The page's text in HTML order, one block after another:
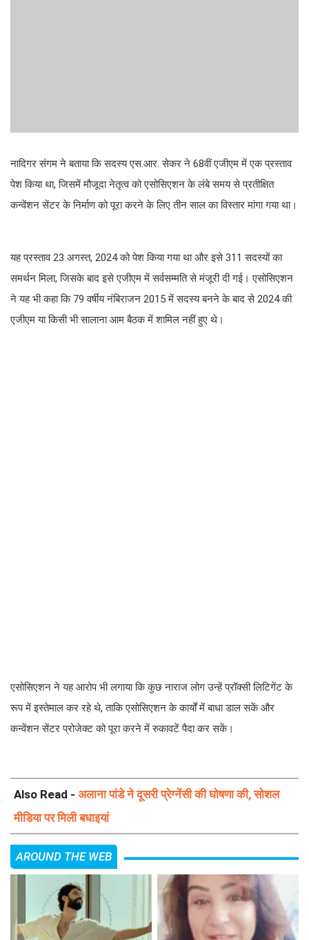
नादिगर संगम ने बताया कि सदस्य एस.आर. सेकर ने 68वीं एजीएम में एक प्रस्ताव
पेश किया था, जिसमें मौजूदा नेतृत्व को एसोसिएशन के लंबे समय से प्रतीक्षित
कन्वेंशन सेंटर के निर्माण को पूरा करने के लिए तीन साल का विस्तार मांगा गया था।
यह प्रस्ताव 23 अगस्त, 2024 को पेश किया गया था और इसे 311 सदस्यों का
समर्थन मिला, जिसके बाद इसे एजीएम में सर्वसम्मति से मंजूरी दी गई। एसोसिएशन
ने यह भी कहा कि 79 वर्षीय नंबिराजन 2015 में सदस्य बनने के बाद से 2024 की
एजीएम या किसी भी सालाना आम बैठक में शामिल नहीं हुए थे।
एसोसिएशन ने यह आरोप भी लगाया कि कुछ नाराज लोग उन्हें प्रॉक्सी लिटिगेंट के
रूप में इस्तेमाल कर रहे थे, ताकि एसोसिएशन के कार्यों में बाधा डाल सकें और
कन्वेंशन सेंटर प्रोजेक्ट को पूरा करने में रुकावटें पैदा कर सकें।
Also Read - अलाना पांडे ने दूसरी प्रेग्नेंसी की घोषणा की, सोशल
मीडिया पर मिली बधाइयां
AROUND THE WEB